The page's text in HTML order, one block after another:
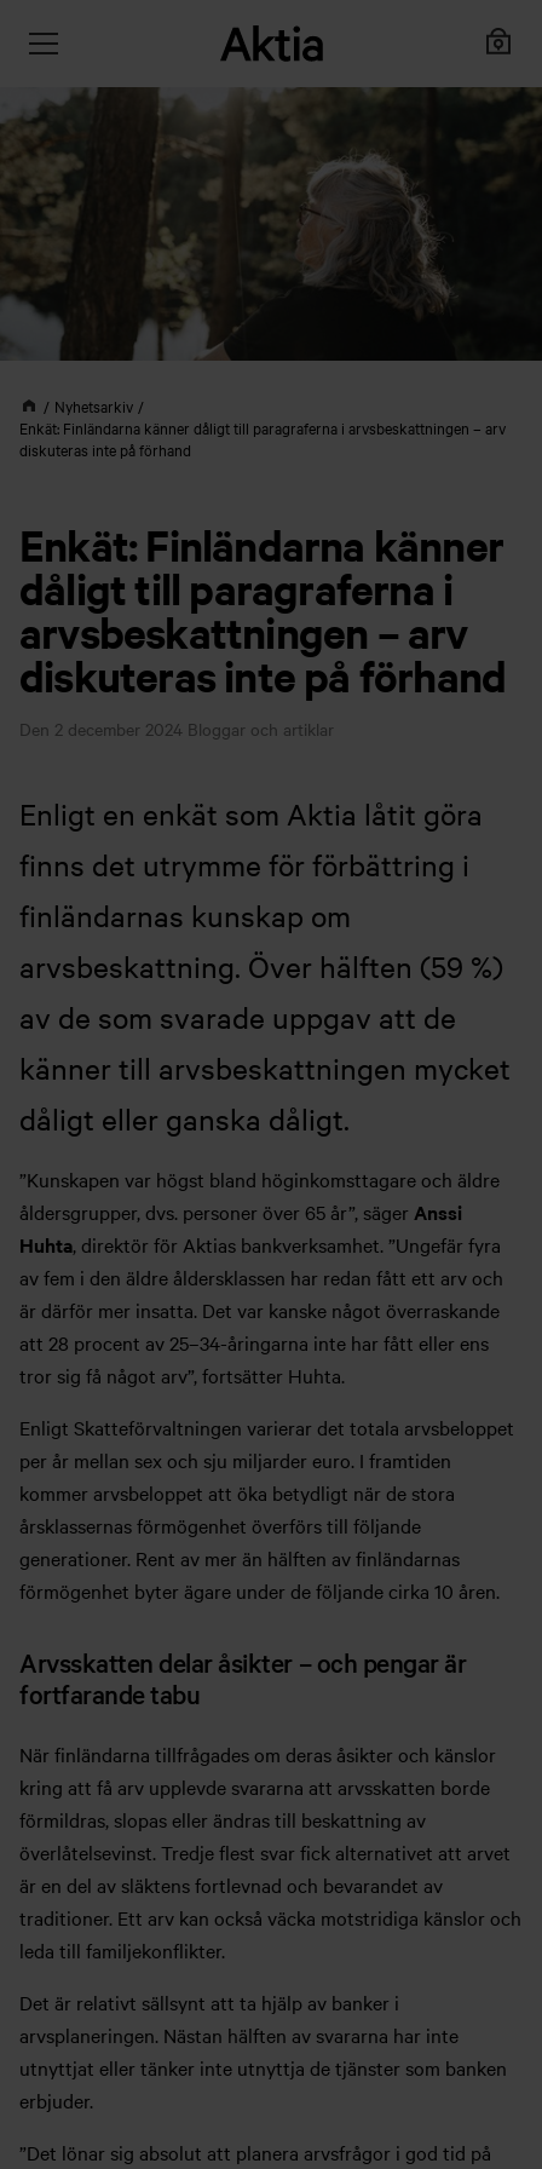
Nyhetsarkiv
Enkät: Finländarna känner dåligt till paragraferna i arvsbeskattningen – arv
diskuteras inte på förhand
Enkät: Finländarna känner
dåligt till paragraferna i
arvsbeskattningen – arv
diskuteras inte på förhand
Den 2 december 2024 Bloggar och artiklar
Enligt en enkät som Aktia låtit göra
finns det utrymme för förbättring i
finländarnas kunskap om
arvsbeskattning. Över hälften (59 %)
av de som svarade uppgav att de
känner till arvsbeskattningen mycket
dåligt eller ganska dåligt.
”Kunskapen var högst bland höginkomsttagare och äldre
åldersgrupper, dvs. personer över 65 år”, säger Anssi
Huhta, direktör för Aktias bankverksamhet. ”Ungefär fyra
av fem i den äldre åldersklassen har redan fått ett arv och
är därför mer insatta. Det var kanske något överraskande
att 28 procent av 25–34-åringarna inte har fått eller ens
tror sig få något arv”, fortsätter Huhta.
Enligt Skatteförvaltningen varierar det totala arvsbeloppet
per år mellan sex och sju miljarder euro. I framtiden
kommer arvsbeloppet att öka betydligt när de stora
årsklassernas förmögenhet överförs till följande
generationer. Rent av mer än hälften av finländarnas
förmögenhet byter ägare under de följande cirka 10 åren.
Arvsskatten delar åsikter – och pengar är
fortfarande tabu
När finländarna tillfrågades om deras åsikter och känslor
kring att få arv upplevde svararna att arvsskatten borde
förmildras, slopas eller ändras till beskattning av
överlåtelsevinst. Tredje flest svar fick alternativet att arvet
är en del av släktens fortlevnad och bevarandet av
traditioner. Ett arv kan också väcka motstridiga känslor och
leda till familjekonflikter.
Det är relativt sällsynt att ta hjälp av banker i
arvsplaneringen. Nästan hälften av svararna har inte
utnyttjat eller tänker inte utnyttja de tjänster som banken
erbjuder.
”Det lönar sig absolut att planera arvsfrågor i god tid på